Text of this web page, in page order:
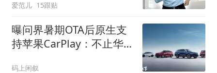
爱范儿 15跟贴
曝问界暑期OTA后原生支
持苹果CarPlay：不止华
码上闲叙